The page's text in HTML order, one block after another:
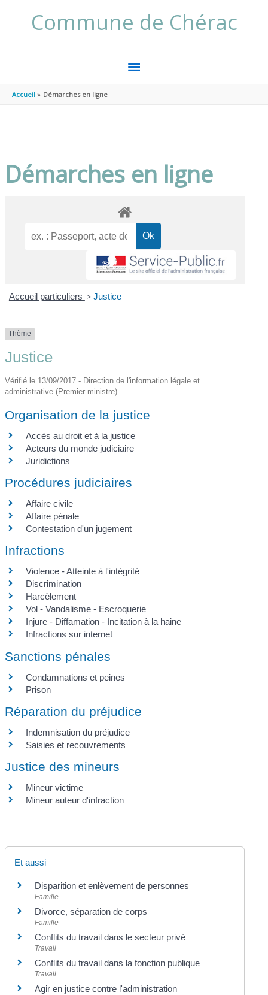
Commune de Chérac
MENU
Accueil Démarches en ligne
Démarches en ligne
Accueil particuliers > Justice
Thème
Justice
Vérifié le 13/09/2017 - Direction de l'information légale et
administrative (Premier ministre)
Organisation de la justice
Accès au droit et à la justice
Acteurs du monde judiciaire
Juridictions
Procédures judiciaires
Affaire civile
Affaire pénale
Contestation d'un jugement
Infractions
Violence - Atteinte à l'intégrité
Discrimination
Harcèlement
Vol - Vandalisme - Escroquerie
Injure - Diffamation - Incitation à la haine
Infractions sur internet
Sanctions pénales
Condamnations et peines
Prison
Réparation du préjudice
Indemnisation du préjudice
Saisies et recouvrements
Justice des mineurs
Mineur victime
Mineur auteur d'infraction
Et aussi
Disparition et enlèvement de personnes
Famille
Divorce, séparation de corps
Famille
Conflits du travail dans le secteur privé
Travail
Conflits du travail dans la fonction publique
Travail
Agir en justice contre l'administration